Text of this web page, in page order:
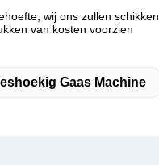
wij ons zullen schikken
van kosten voorzien
Gaas Machine